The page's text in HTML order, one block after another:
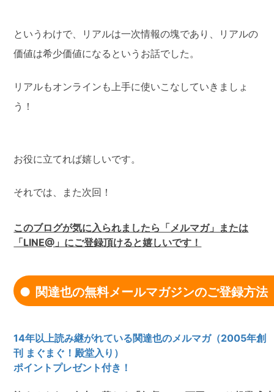
というわけで、リアルは一次情報の塊であり、リアルの
価値は希少価値になるというお話でした。
リアルもオンラインも上手に使いこなしていきましょ
う！
お役に立てれば嬉しいです。
それでは、また次回！
このブログが気に入られましたら「メルマガ」または
「LINE@」にご登録頂けると嬉しいです！
関達也の無料メールマガジンのご登録方法
14年以上読み継がれている関達也のメルマガ（2005年創
刊 まぐまぐ！殿堂入り）
ポイントプレゼント付き！